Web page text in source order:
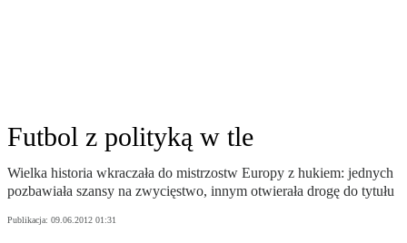
Futbol z polityką w tle
Wielka historia wkraczała do mistrzostw Europy z hukiem: jednych
pozbawiała szansy na zwycięstwo, innym otwierała drogę do tytułu
Publikacja: 09.06.2012 01:31